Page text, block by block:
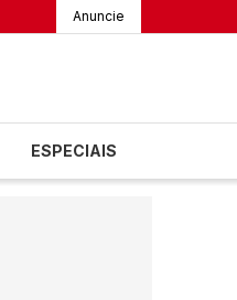
Anuncie
ESPECIAIS